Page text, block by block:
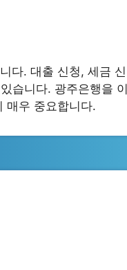
다. 대출 신청, 세금 신
습니다. 광주은행을 이
매우 중요합니다.